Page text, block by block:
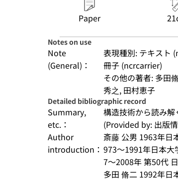
Paper
Notes on use
Note
(General)：
表現種別: テキスト
冊子 (ncrcarrier)
その他の著者: 多田
秀之, 田村恵子
Detailed bibliographic record
Summary,
etc.：
構造技術から読み
(Provided by: 出版
Author
introduction：
斎藤 公男 1963年日
973〜1991年日本大
7〜2008年 第50代
多田 脩二 1992年日